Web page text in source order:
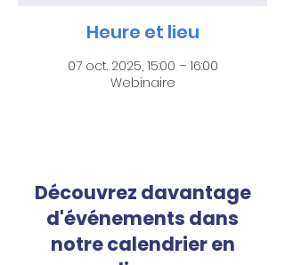
Heure et lieu
07 oct. 2025, 15:00 – 16:00
Webinaire
Découvrez davantage
d'événements dans
notre calendrier en